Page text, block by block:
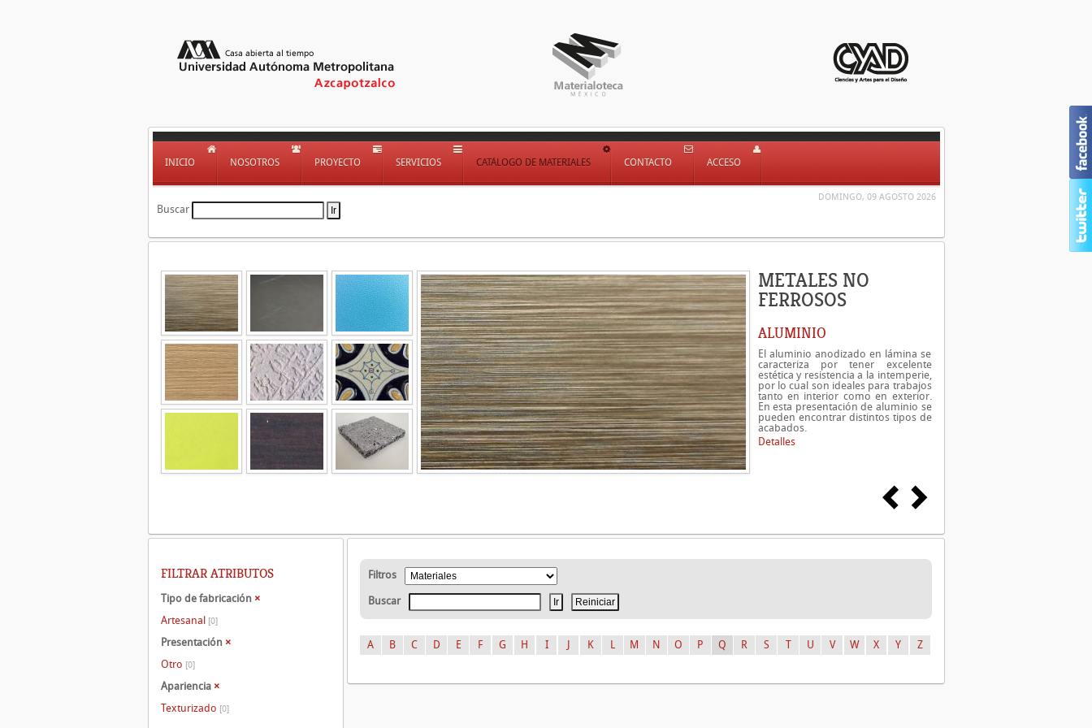
INICIO NOSOTROS PROYECTO SERVICIOS CATÁLOGO DE MATERIALES CONTACTO ACCESO
DOMINGO, 09 AGOSTO 2026
Buscar
METALES NO
FERROSOS
ALUMINIO
El aluminio anodizado en lámina se
caracteriza por tener excelente
estética y resistencia a la intemperie,
por lo cual son ideales para trabajos
tanto en interior como en exterior.
En esta presentación de aluminio se
pueden encontrar distintos tipos de
acabados.
Detalles
Filtros
Buscar
A B C D E F G H I K L M N O P Q R S T U V W X Y Z
FILTRAR ATRIBUTOS
Tipo de fabricación ×
Artesanal [0]
Presentación ×
Otro [0]
Apariencia ×
Texturizado [0]